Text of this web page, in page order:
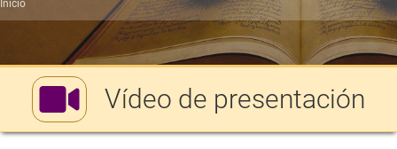
Inicio
Vídeo de presentación